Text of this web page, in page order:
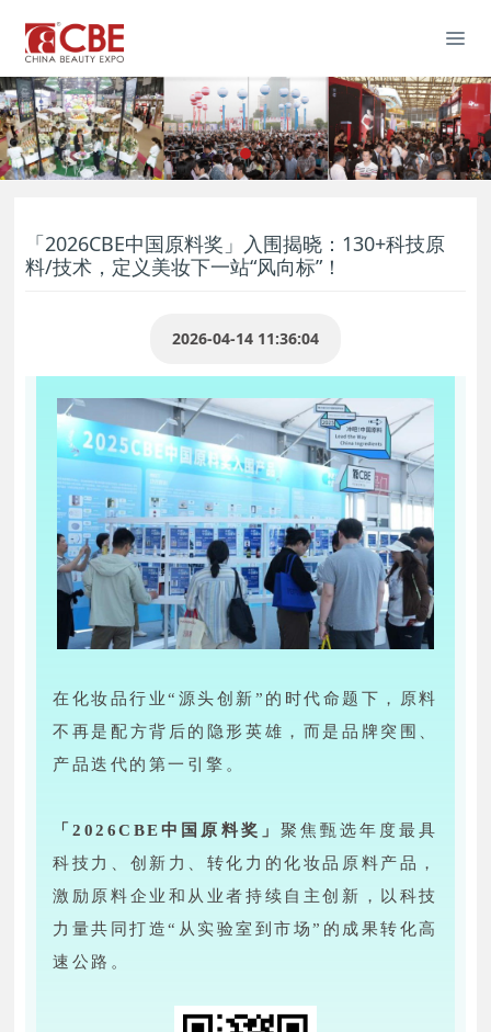
「2026CBE中国原料奖」入围揭晓：130+科技原
料/技术，定义美妆下一站“风向标”！
2026-04-14 11:36:04
在化妆品行业“源头创新”的时代命题下，原料
不再是配方背后的隐形英雄，而是品牌突围、
产品迭代的第一引擎。
「2026CBE中国原料奖」 聚焦甄选年度最具
科技力、创新力、转化力的化妆品原料产品，
激励原料企业和从业者持续自主创新，以科技
力量共同打造“从实验室到市场”的成果转化高
速公路。